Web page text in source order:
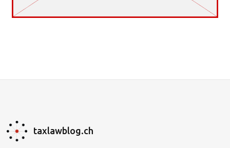
taxlawblog.ch